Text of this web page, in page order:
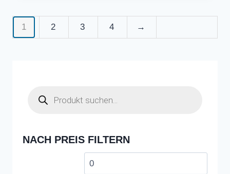
1 2 3 4 →
search
NACH PREIS FILTERN
Min.